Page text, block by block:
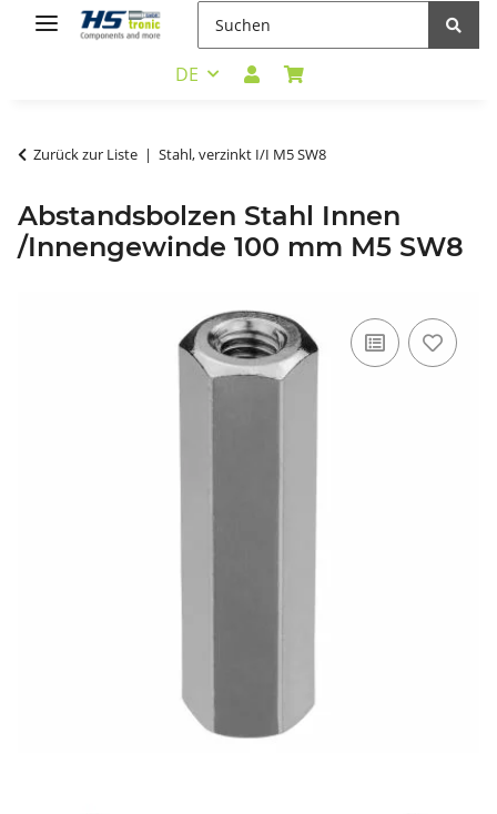
DE
Zurück zur Liste Stahl, verzinkt I/I M5 SW8
Abstandsbolzen Stahl Innen
/Innengewinde 100 mm M5 SW8